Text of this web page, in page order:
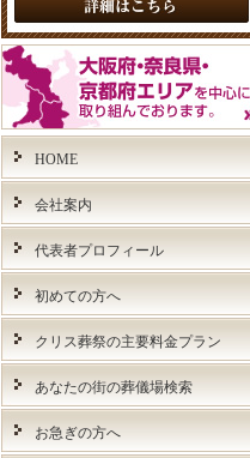
HOME
会社案内
代表者プロフィール
初めての方へ
クリス葬祭の主要料金プラン
あなたの街の葬儀場検索
お急ぎの方へ